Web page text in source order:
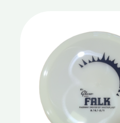
product
heeft
meerdere
variaties.
Deze